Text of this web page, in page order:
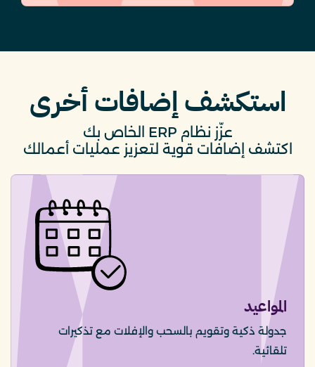
استكشف إضافات أخرى
عزّز نظام ERP الخاص بك
اكتشف إضافات قوية لتعزيز عمليات أعمالك
المواعيد
جدولة ذكية وتقويم بالسحب والإفلات مع تذكيرات
تلقائية.